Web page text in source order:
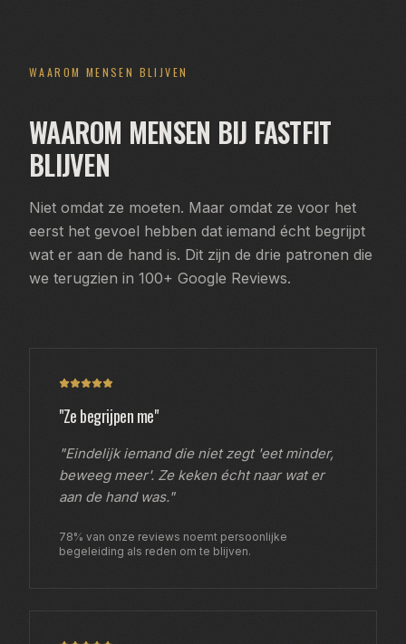
WAAROM MENSEN BLIJVEN
WAAROM MENSEN BIJ FASTFIT
BLIJVEN
Niet omdat ze moeten. Maar omdat ze voor het
eerst het gevoel hebben dat iemand écht begrijpt
wat er aan de hand is. Dit zijn de drie patronen die
we terugzien in 100+ Google Reviews.
"Ze begrijpen me"
"Eindelijk iemand die niet zegt 'eet minder,
beweeg meer'. Ze keken écht naar wat er
aan de hand was."
78% van onze reviews noemt persoonlijke
begeleiding als reden om te blijven.